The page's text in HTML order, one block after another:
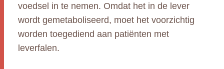
voedsel in te nemen. Omdat het in de lever
wordt gemetaboliseerd, moet het voorzichtig
worden toegediend aan patiënten met
leverfalen.